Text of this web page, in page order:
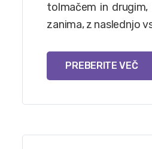
tolmačem in
zanima, z naslednjo
PREBERITE VEČ